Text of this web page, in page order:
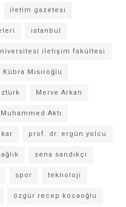
iletim gazetesi
istanbul
iletişim fakültesi
Kübra Mısıroğlu
Merve Arkan
Muhammed Aktı
prof. dr. ergün yolcu
sena sandıkçı
spor teknoloji
özgür recep kocaoğlu